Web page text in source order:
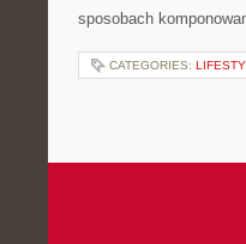
sposobach
CATEGORIES: